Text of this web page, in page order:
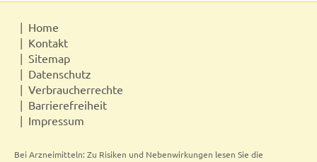
Home
Kontakt
Sitemap
Datenschutz
Verbraucherrechte
Barrierefreiheit
Impressum
Bei Arzneimitteln: Zu Risiken und Nebenwirkungen lesen Sie die